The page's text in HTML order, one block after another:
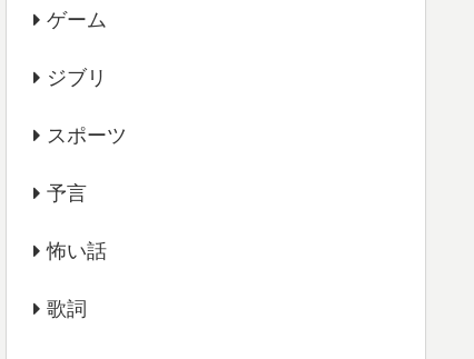
ゲーム
ジブリ
スポーツ
予言
怖い話
歌詞